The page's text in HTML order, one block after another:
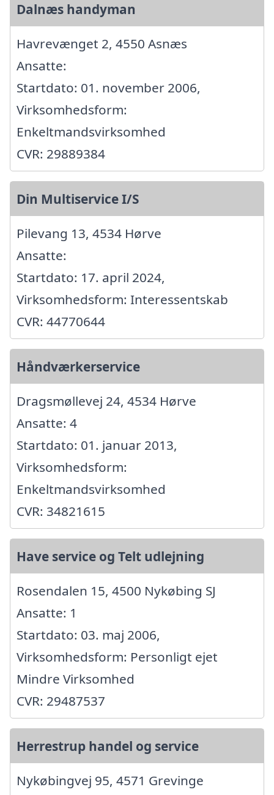
Dalnæs handyman
Havrevænget 2, 4550 Asnæs
Ansatte:
Startdato: 01. november 2006,
Virksomhedsform:
Enkeltmandsvirksomhed
CVR: 29889384
Din Multiservice I/S
Pilevang 13, 4534 Hørve
Ansatte:
Startdato: 17. april 2024,
Virksomhedsform: Interessentskab
CVR: 44770644
Håndværkerservice
Dragsmøllevej 24, 4534 Hørve
Ansatte: 4
Startdato: 01. januar 2013,
Virksomhedsform:
Enkeltmandsvirksomhed
CVR: 34821615
Have service og Telt udlejning
Rosendalen 15, 4500 Nykøbing SJ
Ansatte: 1
Startdato: 03. maj 2006,
Virksomhedsform: Personligt ejet
Mindre Virksomhed
CVR: 29487537
Herrestrup handel og service
Nykøbingvej 95, 4571 Grevinge